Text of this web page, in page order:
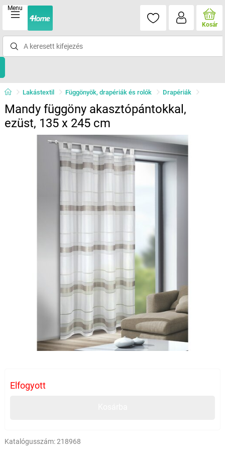
Menu
Kosár
Lakástextil Függönyök, drapériák és rolók Drapériák
Mandy függöny akasztópántokkal,
ezüst, 135 x 245 cm
Elfogyott
Katalógusszám:218968